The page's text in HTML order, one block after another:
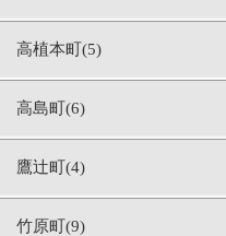
高植本町(5)
高島町(6)
鷹辻町(4)
竹原町(9)